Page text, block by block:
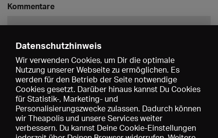
Kommentare
Speichern
Datenschutzhinweis
Wir verwenden Cookies, um Dir die optimale
Nutzung unserer Webseite zu ermöglichen. Es
werden für den Betrieb der Seite notwendige
Cookies gesetzt. Darüber hinaus kannst Du Cookies
für Statistik-, Marketing- und
Personalisierungszwecke zulassen. Dadurch können
wir Theapolis und unsere Services weiter
verbessern. Du kannst Deine Cookie-Einstellungen